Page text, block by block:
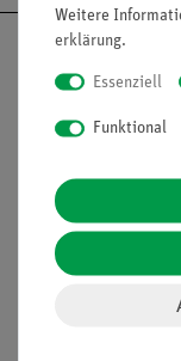
Weitere
erklärung.
Essenziell
Funktional